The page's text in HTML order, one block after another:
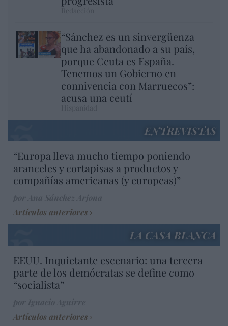
“Sánchez es un sinvergüenza
que ha abandonado a su país,
porque Ceuta es España.
Tenemos un Gobierno en
connivencia con Marruecos”:
acusa una ceutí
ENTREVISTAS
“Europa lleva mucho tiempo poniendo
aranceles y cortapisas a productos y
compañías americanas (y europeas)”
Artículos anteriores
LA CASA BLANCA
EEUU. Inquietante escenario: una tercera
parte de los demócratas se define como
“socialista”
Artículos anteriores